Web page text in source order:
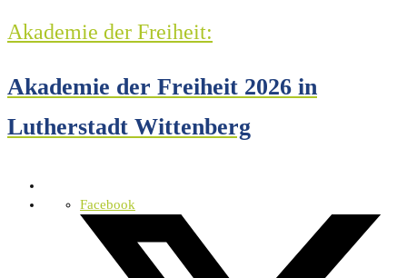
Akademie der Freiheit:
Akademie der Freiheit 2026 in
Lutherstadt Wittenberg
Facebook